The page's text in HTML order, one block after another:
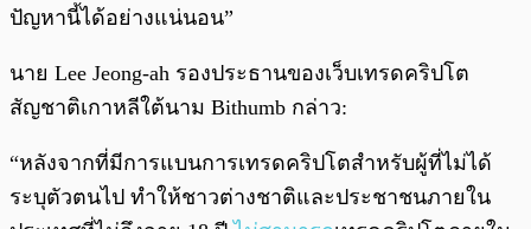
ปัญหานี้ได้อย่างแน่นอน”
นาย Lee Jeong-ah รองประธานของเว็บเทรดคริปโต
สัญชาติเกาหลีใต้นาม Bithumb กล่าว:
“หลังจากที่มีการแบนการเทรดคริปโตสำหรับผู้ที่ไม่ได้
ระบุตัวตนไป ทำให้ชาวต่างชาติและประชาชนภายใน